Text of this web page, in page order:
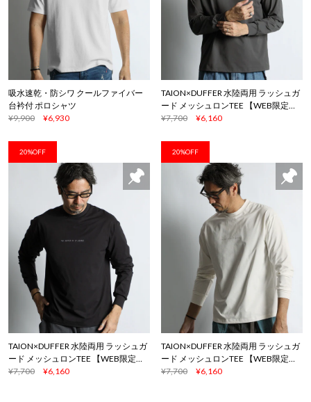
吸水速乾・防シワ クールファイバー
台衿付 ポロシャツ
¥9,900
¥6,930
TAION×DUFFER 水陸両用 ラッシュガ
ード メッシュロンTEE 【WEB限定ア
イテム】
¥7,700 ¥6,160
20%OFF
TAION×DUFFER 水陸両用 ラッシュガ
ード メッシュロンTEE 【WEB限定ア
イテム】
¥7,700 ¥6,160
20%OFF
TAION×DUFFER 水陸両用 ラッシュガ
ード メッシュロンTEE 【WEB限定ア
イテム】
¥7,700 ¥6,160